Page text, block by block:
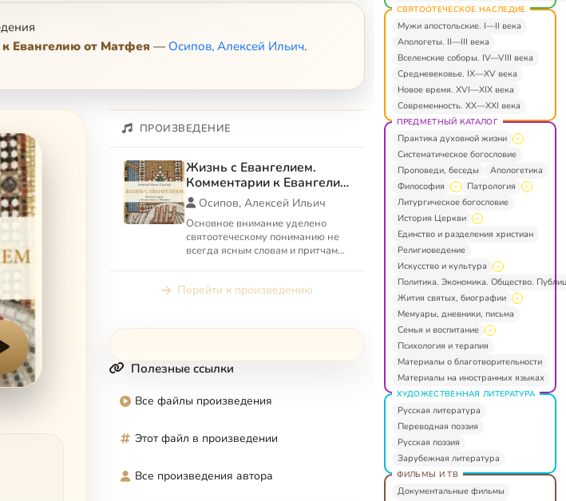
Евангелию от Матфея — Осипов, Алексей Ильич.
ПРОИЗВЕДЕНИЕ
Жизнь с Евангелием.
Комментарии к Евангелию
от Матфея
Осипов, Алексей Ильич
Основное внимание уделено
святоотеческому пониманию не
всегда ясным словам и притчам
Перейти к произведению
Полезные ссылки
Все файлы произведения
Этот файл в произведении
Все произведения автора
СВЯТООТЕЧЕСКОЕ НАСЛЕДИЕ
Мужи апостольские. I—II века
Апологеты. II—III века
Вселенские соборы. IV—VIII века
Средневековье. IX—XV века
Новое время. XVI—XIX века
Современность. XX—XXI века
ПРЕДМЕТНЫЙ КАТАЛОГ
Практика духовной жизни
Систематическое богословие
Проповеди, беседы
Апологетика
Философия
Патрология
Литургическое богословие
История Церкви
Единство и разделения христиан
Религиоведение
Искусство и культура
Политика. Экономика. Общество.
Жития святых, биографии
Мемуары, дневники, письма
Семья и воспитание
Психология и терапия
Материалы о благотворительности
Материалы на иностранных языках
ХУДОЖЕСТВЕННАЯ ЛИТЕРАТУРА
Русская литература
Переводная поэзия
Русская поэзия
Зарубежная литература
ФИЛЬМЫ И ТВ
Документальные фильмы